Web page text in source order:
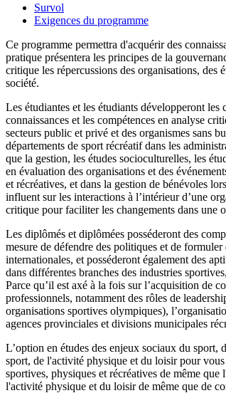
Survol
Exigences du programme
Ce programme permettra d'acquérir des
pratique présentera les principes de la
critique les répercussions des organisations, des
société.
Les étudiantes et les étudiants développeront
connaissances et les compétences en analyse
secteurs public et privé et des organismes sans
départements de sport récréatif dans les
que la gestion, les études socioculturelles, les
en évaluation des organisations et des
et récréatives, et dans la gestion de bénévoles
influent sur les interactions à l’intérieur d’une
critique pour faciliter les changements dans une
Les diplômés et diplômées posséderont des
mesure de défendre des politiques et de
internationales, et posséderont également des
dans différentes branches des industries
Parce qu’il est axé à la fois sur l’acquisition de
professionnels, notamment des rôles de
organisations sportives olympiques),
agences provinciales et divisions municipales
L’option en études des enjeux sociaux du
sport, de l'activité physique et du loisir pour
sportives, physiques et récréatives de même
l'activité physique et du loisir de même que de